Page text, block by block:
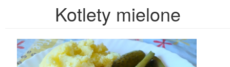
Kotlety mielone